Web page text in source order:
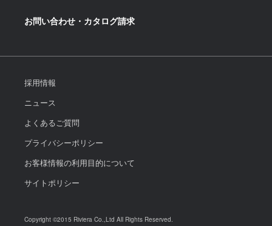
お問い合わせ・カタログ請求
採用情報
ニュース
よくあるご質問
プライバシーポリシー
お客様情報の利用目的について
サイトポリシー
Copyright ©2015 Riviera Co.,Ltd All Rights Reserved.